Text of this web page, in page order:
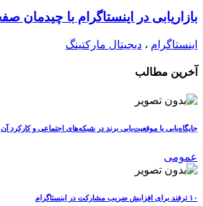
بازاریابی در اینستاگرام با
اینستاگرام ، دیجیتال مارکتینگ
آخرین مطالب
جایگاه‌یابی یا موقعیت‌یابی برند در شبکه‌های اجتماعی و کارکرد آن
عمومی
۱۰ ترفند برای افزایش ضریب مشارکت در اینستاگرام